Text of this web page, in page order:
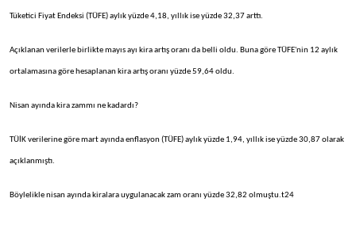
Tüketici Fiyat Endeksi (TÜFE) aylık yüzde 4,18, yıllık ise yüzde 32,37 arttı.
Açıklanan verilerle birlikte mayıs ayı kira artış oranı da belli oldu. Buna göre TÜFE'nin 12 aylık
ortalamasına göre hesaplanan kira artış oranı yüzde 59,64 oldu.
Nisan ayında kira zammı ne kadardı?
TÜİK verilerine göre mart ayında enflasyon (TÜFE) aylık yüzde 1,94, yıllık ise yüzde 30,87 olarak
açıklanmıştı.
Böylelikle nisan ayında kiralara uygulanacak zam oranı yüzde 32,82 olmuştu.t24